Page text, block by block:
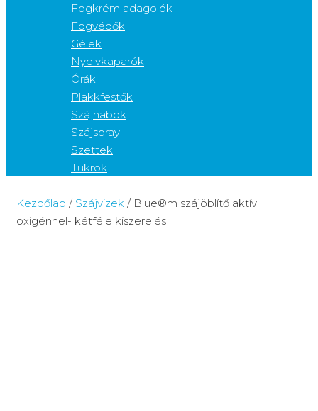
Fogkrém adagolók
Fogvédők
Gélek
Nyelvkaparók
Órák
Plakkfestők
Szájhabok
Szájspray
Szettek
Tükrök
Kezdőlap / Szájvizek / Blue®m szájöblítő aktív
oxigénnel- kétféle kiszerelés